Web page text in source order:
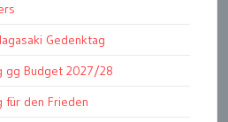
Gedenktag
gg Budget 2027/28
für den Frieden